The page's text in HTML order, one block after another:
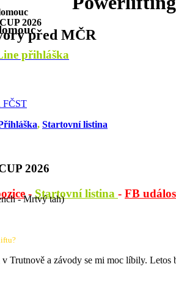
2026
přihláška
, Startovní listina
2026
- Startovní listina - FB
před MČR
FČST
- Mrtvý tah)
Trutnově a závody se mi moc líbily.